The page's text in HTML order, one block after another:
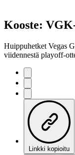
Kooste:
Huippuhetket Vegas
viidennestä playoff-
Linkki kopioitu